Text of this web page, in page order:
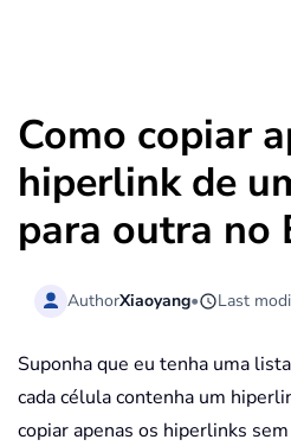
Como copiar
hiperlink de
para outra no
AuthorXiaoyang• Last
Suponha que eu tenha uma
cada célula contenha um
copiar apenas os hiperlinks